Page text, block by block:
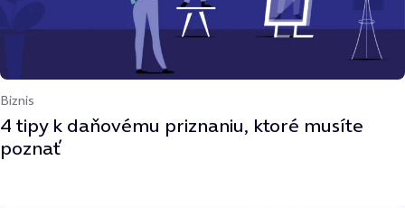
Biznis
4 tipy k daňovému priznaniu, ktoré musíte
poznať